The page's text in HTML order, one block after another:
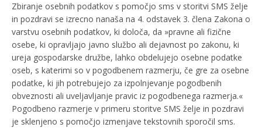
Zbiranje osebnih podatkov s pomočjo sms v storitvi SMS želje
in pozdravi se izrecno nanaša na 4. odstavek 3. člena Zakona o
varstvu osebnih podatkov, ki določa, da »pravne ali fizične
osebe, ki opravljajo javno službo ali dejavnost po zakonu, ki
ureja gospodarske družbe, lahko obdelujejo osebne podatke
oseb, s katerimi so v pogodbenem razmerju, če gre za osebne
podatke, ki jih potrebujejo za izpolnjevanje pogodbenih
obveznosti ali uveljavljanje pravic iz pogodbenega razmerja.«
Pogodbeno razmerje v primeru storitve SMS želje in pozdravi
je sklenjeno s pomočjo izmenjave tekstovnih sporočil sms.